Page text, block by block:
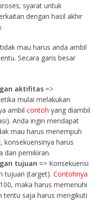
syarat untuk
dengan hasil akhir
mau harus anda ambil
Secara garis besar
aktifitas =>
mulai melakukan
ambil contoh yang diambil
Anda ingin mendapat
mau harus menempuh
konsekuensinya harus
dan pemikiran.
tujuan => Konsekuensi
tujuan (target). Contohnya
maka harus memenuhi
tentu saja harus mengikuti